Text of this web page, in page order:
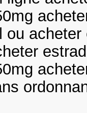
ou acheter